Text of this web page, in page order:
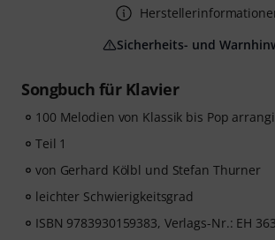
Songbuch für Klavier
100 Melodien von Klassik bis Pop
Teil 1
von Gerhard Kölbl und Stefan Thurner
leichter Schwierigkeitsgrad
ISBN 9783930159383, Verlags-Nr.: EH
Sicherheits- und